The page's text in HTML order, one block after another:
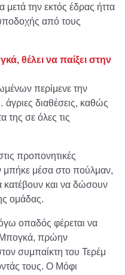
μετά την εκτός έδρας ήττα
από τους
θέλει να παίξει στην
περίμενε την
διαθέσεις, καθώς
της σε όλες τις
προπονητικές
μπήκε μέσα στο πούλμαν,
κατέβουν και να δώσουν
ομάδας.
οπαδός φέρεται να
Μπογκά, πρώην
συμπαίκτη του Τερέμ
τους. Ο Μόφι